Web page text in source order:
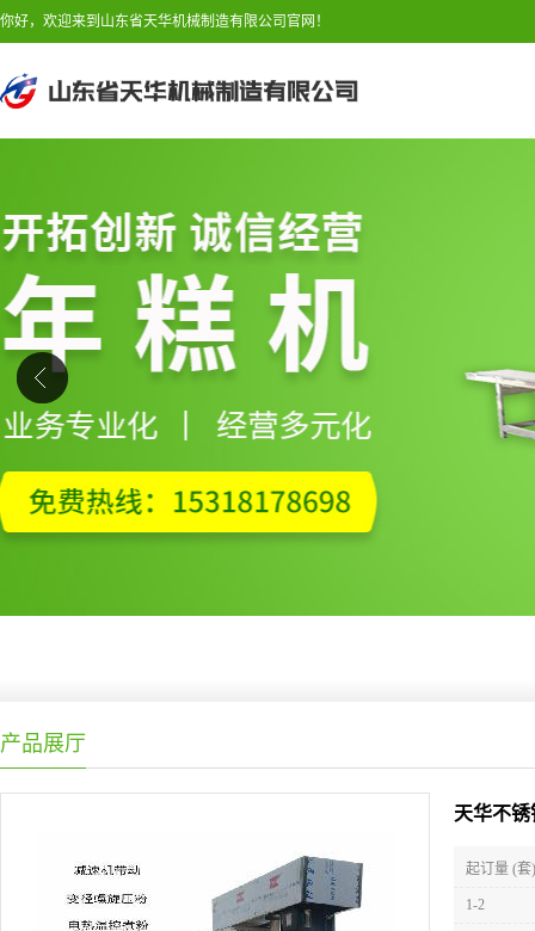
你好，欢迎来到山东省天华机械制造有限公司官网！
产品展厅
天华不
起订量 (套)
1-2